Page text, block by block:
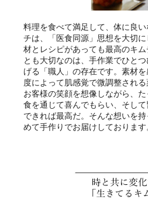
料理を食べて満足して、体に良
チは、「医食同源」思想を大切
材とレシピがあっても最高のキ
とも大切なのは、手作業でひと
げる「職人」の存在です。素材
度によって肌感覚で微調整される
お客様の笑顔を想像しながら、た
食を通じて喜んでもらい、そし
できれば最高だ。そんな想いを
めて手作りでお届けしております